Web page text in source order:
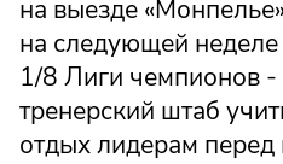
на выезде
на следующей неделе
1/8 Лиги чемпионов -
тренерский штаб
отдых лидерам